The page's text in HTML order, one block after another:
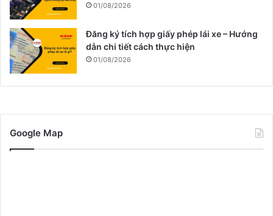
01/08/2026
Đăng ký tích hợp giấy phép lái xe – Hướng
dẫn chi tiết cách thực hiện
01/08/2026
Google Map